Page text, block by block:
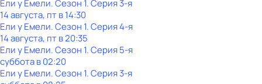
Ели у Емели. Сезон 1. Серия 3-я
14 августа, пт в 14:30
Ели у Емели. Сезон 1. Серия 4-я
14 августа, пт в 20:35
Ели у Емели. Сезон 1. Серия 5-я
субботав02:20
Ели у Емели. Сезон 1. Серия 3-я